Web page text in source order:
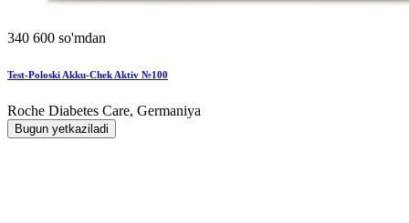
340 600 so'mdan
Test-Poloski Akku-Chek Aktiv №100
Roche Diabetes Care, Germaniya
Bugun yetkaziladi